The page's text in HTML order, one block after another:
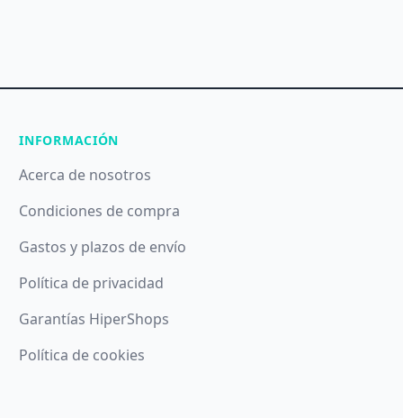
INFORMACIÓN
Acerca de nosotros
Condiciones de compra
Gastos y plazos de envío
Política de privacidad
Garantías HiperShops
Política de cookies